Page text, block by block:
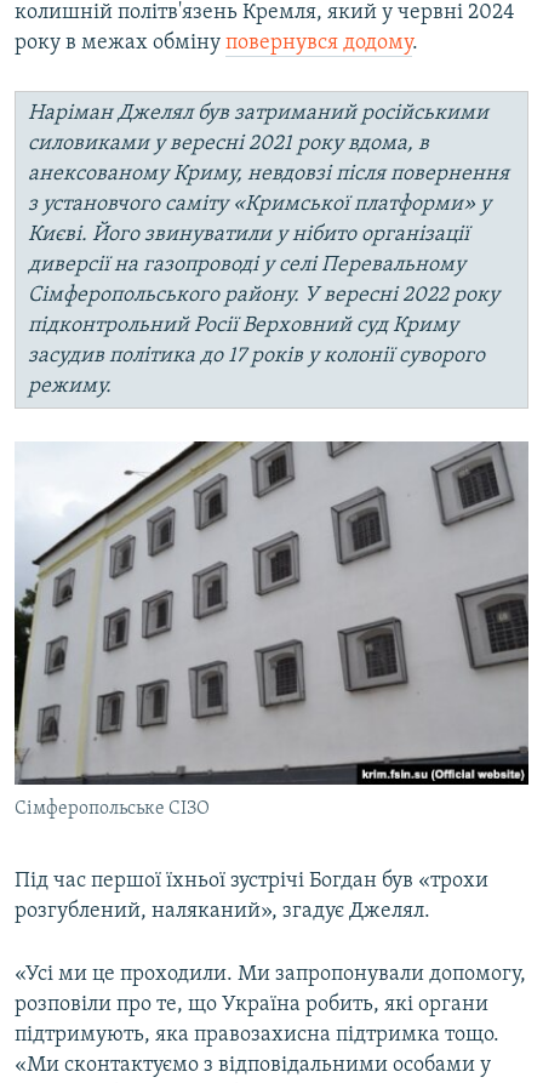
колишній політв'язень Кремля, який у червні 2024
року в межах обміну повернувся додому.
Наріман Джелял був затриманий російськими
силовиками у вересні 2021 року вдома, в
анексованому Криму, невдовзі після повернення
з установчого саміту «Кримської платформи» у
Києві. Його звинуватили у нібито організації
диверсії на газопроводі у селі Перевальному
Сімферопольського району. У вересні 2022 року
підконтрольний Росії Верховний суд Криму
засудив політика до 17 років у колонії суворого
режиму.
Сімферопольське СІЗО
Під час першої їхньої зустрічі Богдан був «трохи
розгублений, наляканий», згадує Джелял.
«Усі ми це проходили. Ми запропонували допомогу,
розповіли про те, що Україна робить, які органи
підтримують, яка правозахисна підтримка тощо.
«Ми сконтактуємо з відповідальними особами у